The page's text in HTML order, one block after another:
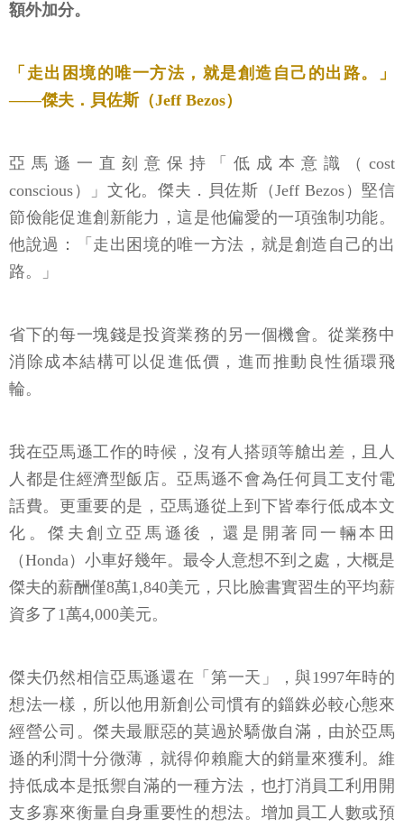
額外加分。
「走出困境的唯一方法，就是創造自己的出路。」
——傑夫．貝佐斯（Jeff Bezos）
亞馬遜一直刻意保持「低成本意識（cost
conscious）」文化。傑夫．貝佐斯（Jeff Bezos）堅信
節儉能促進創新能力，這是他偏愛的一項強制功能。
他說過：「走出困境的唯一方法，就是創造自己的出
路。」
省下的每一塊錢是投資業務的另一個機會。從業務中
消除成本結構可以促進低價，進而推動良性循環飛
輪。
我在亞馬遜工作的時候，沒有人搭頭等艙出差，且人
人都是住經濟型飯店。亞馬遜不會為任何員工支付電
話費。更重要的是，亞馬遜從上到下皆奉行低成本文
化。傑夫創立亞馬遜後，還是開著同一輛本田
（Honda）小車好幾年。最令人意想不到之處，大概是
傑夫的薪酬僅8萬1,840美元，只比臉書實習生的平均薪
資多了1萬4,000美元。
傑夫仍然相信亞馬遜還在「第一天」，與1997年時的
想法一樣，所以他用新創公司慣有的錙銖必較心態來
經營公司。傑夫最厭惡的莫過於驕傲自滿，由於亞馬
遜的利潤十分微薄，就得仰賴龐大的銷量來獲利。維
持低成本是抵禦自滿的一種方法，也打消員工利用開
支多寡來衡量自身重要性的想法。增加員工人數或預